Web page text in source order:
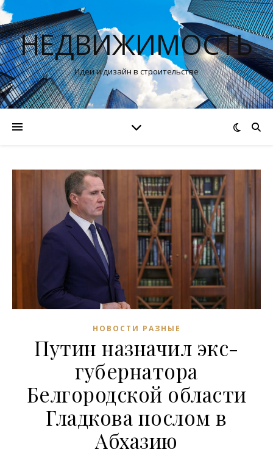
НЕДВИЖИМОСТЬ
Идеи и дизайн в строительстве
НОВОСТИ РАЗНЫЕ
Путин назначил экс-
губернатора
Белгородской области
Гладкова послом в
Абхазию